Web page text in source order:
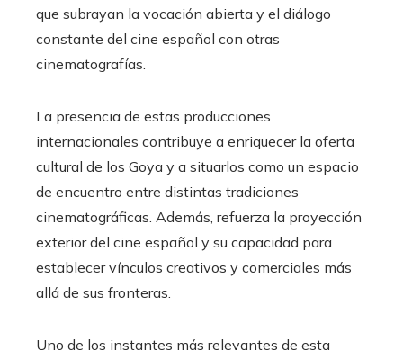
que subrayan la vocación abierta y el diálogo
constante del cine español con otras
cinematografías.
La presencia de estas producciones
internacionales contribuye a enriquecer la oferta
cultural de los Goya y a situarlos como un espacio
de encuentro entre distintas tradiciones
cinematográficas. Además, refuerza la proyección
exterior del cine español y su capacidad para
establecer vínculos creativos y comerciales más
allá de sus fronteras.
Uno de los instantes más relevantes de esta